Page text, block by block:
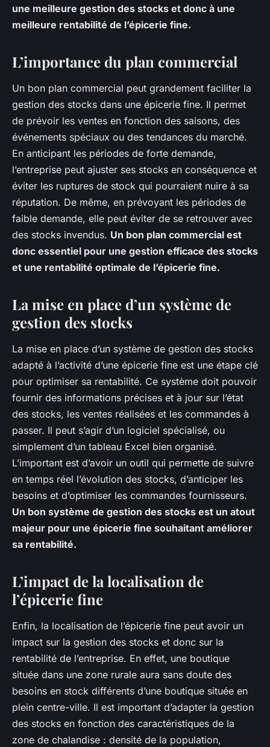
une meilleure gestion des stocks et donc à une
meilleure rentabilité de l’épicerie fine.
L’importance du plan commercial
Un bon plan commercial peut grandement faciliter la
gestion des stocks dans une épicerie fine. Il permet
de prévoir les ventes en fonction des saisons, des
événements spéciaux ou des tendances du marché.
En anticipant les périodes de forte demande,
l’entreprise peut ajuster ses stocks en conséquence et
éviter les ruptures de stock qui pourraient nuire à sa
réputation. De même, en prévoyant les périodes de
faible demande, elle peut éviter de se retrouver avec
des stocks invendus. Un bon plan commercial est
donc essentiel pour une gestion efficace des stocks
et une rentabilité optimale de l’épicerie fine.
La mise en place d’un système de
gestion des stocks
La mise en place d’un système de gestion des stocks
adapté à l’activité d’une épicerie fine est une étape clé
pour optimiser sa rentabilité. Ce système doit pouvoir
fournir des informations précises et à jour sur l’état
des stocks, les ventes réalisées et les commandes à
passer. Il peut s’agir d’un logiciel spécialisé, ou
simplement d’un tableau Excel bien organisé.
L’important est d’avoir un outil qui permette de suivre
en temps réel l’évolution des stocks, d’anticiper les
besoins et d’optimiser les commandes fournisseurs.
Un bon système de gestion des stocks est un atout
majeur pour une épicerie fine souhaitant améliorer
sa rentabilité.
L’impact de la localisation de
l’épicerie fine
Enfin, la localisation de l’épicerie fine peut avoir un
impact sur la gestion des stocks et donc sur la
rentabilité de l’entreprise. En effet, une boutique
située dans une zone rurale aura sans doute des
besoins en stock différents d’une boutique située en
plein centre-ville. Il est important d’adapter la gestion
des stocks en fonction des caractéristiques de la
zone de chalandise : densité de la population,